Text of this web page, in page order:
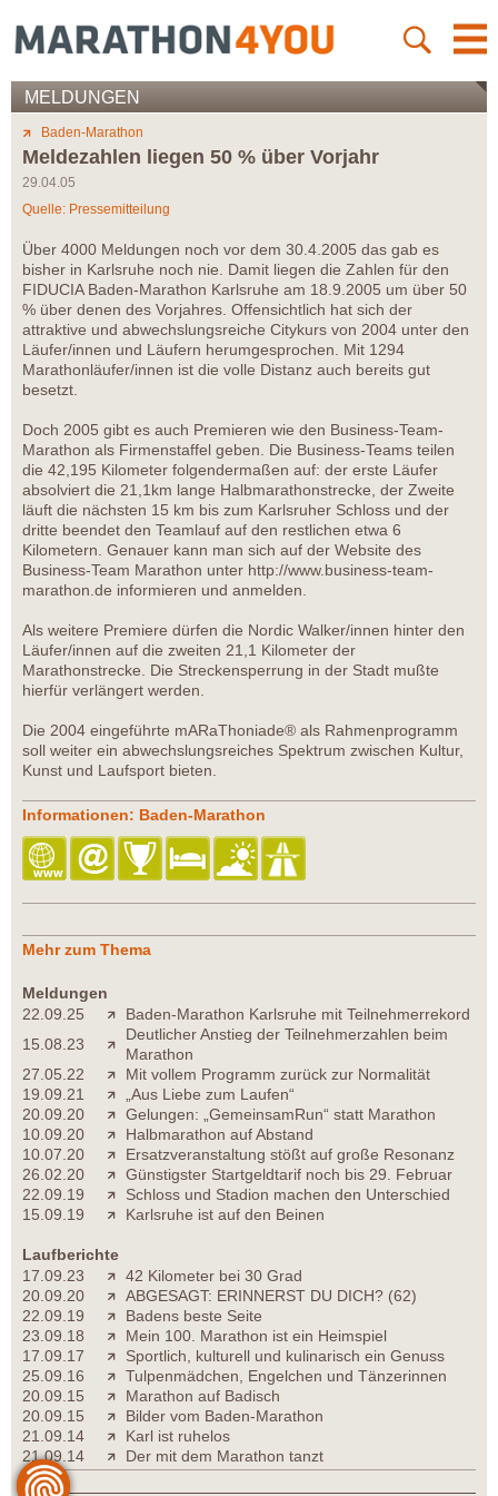
MELDUNGEN
Baden-Marathon
Meldezahlen liegen 50 % über Vorjahr
29.04.05
Quelle: Pressemitteilung
Über 4000 Meldungen noch vor dem 30.4.2005 das gab es
bisher in Karlsruhe noch nie. Damit liegen die Zahlen für den
FIDUCIA Baden-Marathon Karlsruhe am 18.9.2005 um über 50
% über denen des Vorjahres. Offensichtlich hat sich der
attraktive und abwechslungsreiche Citykurs von 2004 unter den
Läufer/innen und Läufern herumgesprochen. Mit 1294
Marathonläufer/innen ist die volle Distanz auch bereits gut
besetzt.
Doch 2005 gibt es auch Premieren wie den Business-Team-
Marathon als Firmenstaffel geben. Die Business-Teams teilen
die 42,195 Kilometer folgendermaßen auf: der erste Läufer
absolviert die 21,1km lange Halbmarathonstrecke, der Zweite
läuft die nächsten 15 km bis zum Karlsruher Schloss und der
dritte beendet den Teamlauf auf den restlichen etwa 6
Kilometern. Genauer kann man sich auf der Website des
Business-Team Marathon unter http://www.business-team-
marathon.de informieren und anmelden.
Als weitere Premiere dürfen die Nordic Walker/innen hinter den
Läufer/innen auf die zweiten 21,1 Kilometer der
Marathonstrecke. Die Streckensperrung in der Stadt mußte
hierfür verlängert werden.
Die 2004 eingeführte mARaThoniade® als Rahmenprogramm
soll weiter ein abwechslungsreiches Spektrum zwischen Kultur,
Kunst und Laufsport bieten.
Informationen: Baden-Marathon
Mehr zum Thema
Meldungen
22.09.25
Baden-Marathon Karlsruhe mit Teilnehmerrekord
15.08.23
Deutlicher Anstieg der Teilnehmerzahlen beim
Marathon
27.05.22
Mit vollem Programm zurück zur Normalität
19.09.21
„Aus Liebe zum Laufen“
20.09.20
Gelungen: „GemeinsamRun“ statt Marathon
10.09.20
Halbmarathon auf Abstand
10.07.20
Ersatzveranstaltung stößt auf große Resonanz
26.02.20
Günstigster Startgeldtarif noch bis 29. Februar
22.09.19
Schloss und Stadion machen den Unterschied
15.09.19
Karlsruhe ist auf den Beinen
Laufberichte
17.09.23
42 Kilometer bei 30 Grad
20.09.20
ABGESAGT: ERINNERST DU DICH? (62)
22.09.19
Badens beste Seite
23.09.18
Mein 100. Marathon ist ein Heimspiel
17.09.17
Sportlich, kulturell und kulinarisch ein Genuss
25.09.16
Tulpenmädchen, Engelchen und Tänzerinnen
20.09.15
Marathon auf Badisch
20.09.15
Bilder vom Baden-Marathon
21.09.14
Karl ist ruhelos
21.09.14
Der mit dem Marathon tanzt